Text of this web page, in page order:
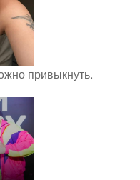
привыкнуть.